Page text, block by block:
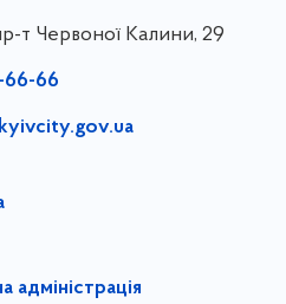
т Червоної Калини, 29
66-66
адміністрація